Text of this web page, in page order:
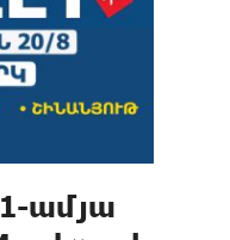
ամյա